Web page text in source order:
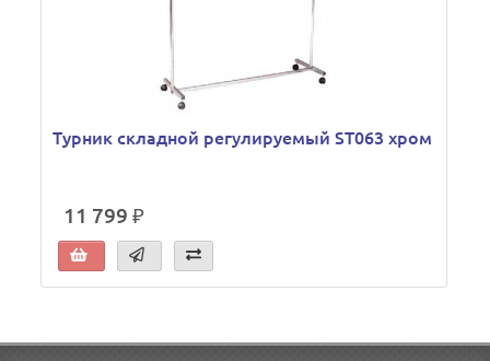
Турник складной регулируемый ST063 хром
11 799 ₽